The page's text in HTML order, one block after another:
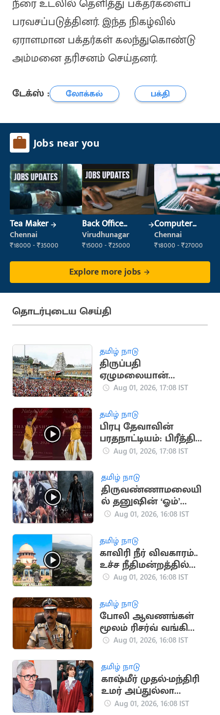
நீரை உடலில் தெளித்து பக்தர்களைப்
பரவசப்படுத்தினர். இந்த நிகழ்வில்
ஏராளமான பக்தர்கள் கலந்துகொண்டு
அம்மனை தரிசனம் செய்தனர்.
டேக்ஸ் : லோக்கல் பக்தி
Jobs near you
Tea Maker
Chennai
₹18000 - ₹35000
Back Office
Executive
(Administration)
Virudhunagar
₹15000 - ₹25000
Computer
Operator
Chennai
₹18000 - ₹27000
Explore more jobs
தொடர்புடைய செய்தி
தமிழ் நாடு
திருப்பதி
ஏழுமலையான்
கோயிலில் செப்.15-ல்
பிரம்மோற்சவ விழா
தொடக்கம்
Aug 01, 2026, 17:08 IST
தமிழ் நாடு
பிரபு தேவாவின்
பரதநாட்டியம்: பிரீத்தி
சஞ்சீவின் விமர்சனம்
Aug 01, 2026, 17:08 IST
தமிழ் நாடு
திருவண்ணாமலையி
ல் தனுஷின் ‘ஓம்’
படப்பிடிப்பு: திரண்ட
Aug 01, 2026, 16:08 IST
தமிழ் நாடு
காவிரி நீர் விவகாரம்..
உச்ச நீதிமன்றத்தில்
திமுக அவசர மனு
Aug 01, 2026, 16:08 IST
தமிழ் நாடு
போலி ஆவணங்கள்
மூலம் ரிசர்வ் வங்கி
மோசடி: முக்கிய
Aug 01, 2026, 16:08 IST
தமிழ் நாடு
காஷ்மீர் முதல்-மந்திரி
உமர் அப்துல்லா
தம்பதிக்கு விவாகரத்து:
Aug 01, 2026, 16:08 IST